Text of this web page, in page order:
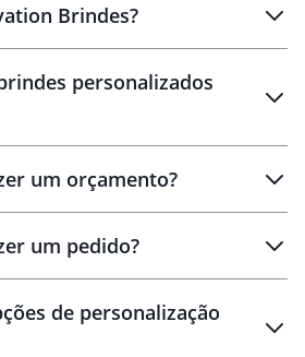
Brindes?
personalizados
personalizados
um orçamento?
brinde
um pedido?
de personalização